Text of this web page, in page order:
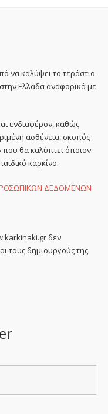
να καλύψει το τεράστιο
Ελλάδα αναφορικά με
ενδιαφέρον, καθώς
ασθένεια, σκοπός
που θα καλύπτει όποιον
καρκίνο.
ΔΕΔΟΜΕΝΩΝ
δεν
τους δημιουργούς της.